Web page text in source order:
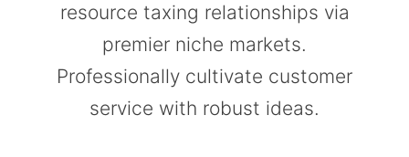
resource taxing relationships via
premier niche markets.
Professionally cultivate customer
service with robust ideas.